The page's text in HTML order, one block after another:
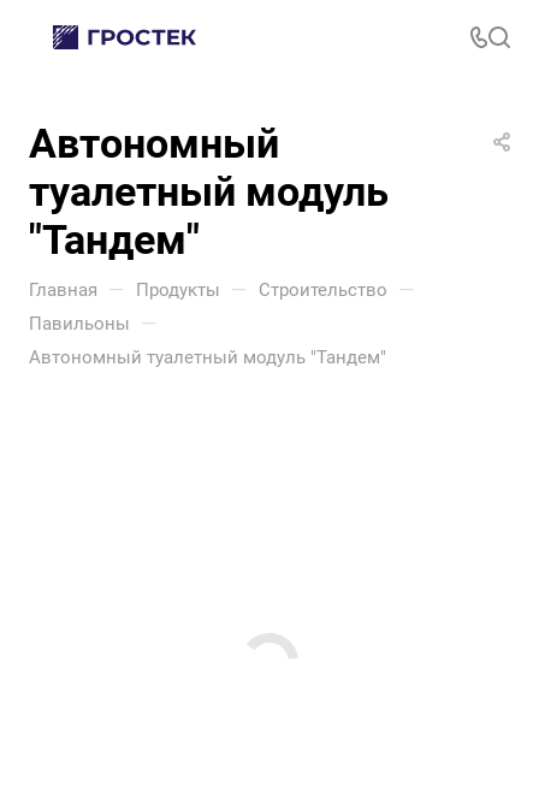
Автономный
туалетный модуль
"Тандем"
Главная — Продукты — Строительство —
Павильоны —
Автономный туалетный модуль "Тандем"